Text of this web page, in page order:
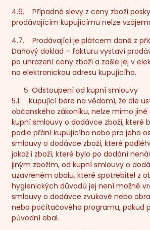
4.6. Případné slevy z ceny zboží
prodávajícím kupujícímu nelze
4.7. Prodávající je plátcem daně z
Daňový doklad – fakturu vystaví
po uhrazení ceny zboží a zašle jej v
na elektronickou adresu kupujícího.
Odstoupení od kupní smlouvy
5.1. Kupující bere na vědomí, že dle
občanského zákoníku, nelze mimo
kupní smlouvy o dodávce zboží, které
podle přání kupujícího nebo pro jeho
smlouvy o dodávce zboží, které
jakož i zboží, které bylo po dodání
jiným zbožím, od kupní smlouvy o
uzavřeném obalu, které spotřebitel z
hygienických důvodů jej není možné
smlouvy o dodávce zvukové nebo
nebo počítačového programu, pokud
původní obal.